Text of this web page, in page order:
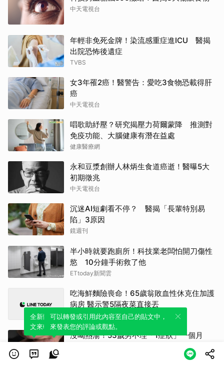
中天電視台
年輕非免死金牌！染流感重症進ICU 醫揭
出院恐怖後遺症
TVBS
女3年罹2癌！醫警告：愛吃3食物恐載得肝
癌
中天電視台
唱歌助紓壓？研究揭壓力荷爾蒙降 推測對
免疫功能、大腦健康有潛在益處
健康醫療網
永和豆漿創辦人林炳生食道癌逝！醫曝5大
初期徵兆
中天電視台
沉迷AI短劇看不停？ 醫揭「長輩特別易
陷」3原因
鏡週刊
半小時就要跑廁所！科技業老闆怕開刀傷性
慾 10分鐘手術救了他
ETtoday新聞雲
吃海鮮麵險喪命！65歲翁敗血性休克住加護
病房 醫示警5隔夜菜直接丟
聯合新聞網
沒喝熱湯！53歲男不理「1症狀」一個月
全新體驗！一鍵引用此內容，透過發布貼
文來輕鬆表達個人立場。
可以轉發或引用此內容至自己的貼文中，
來發表您的評論或觀點。